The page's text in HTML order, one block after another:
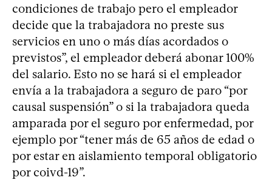
condiciones de trabajo pero el empleador
decide que la trabajadora no preste sus
servicios en uno o más días acordados o
previstos”, el empleador deberá abonar 100%
del salario. Esto no se hará si el empleador
envía a la trabajadora a seguro de paro “por
causal suspensión” o si la trabajadora queda
amparada por el seguro por enfermedad, por
ejemplo por “tener más de 65 años de edad o
por estar en aislamiento temporal obligatorio
por coivd-19”.